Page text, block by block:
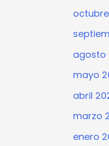
agosto
mayo
abril
marzo
enero